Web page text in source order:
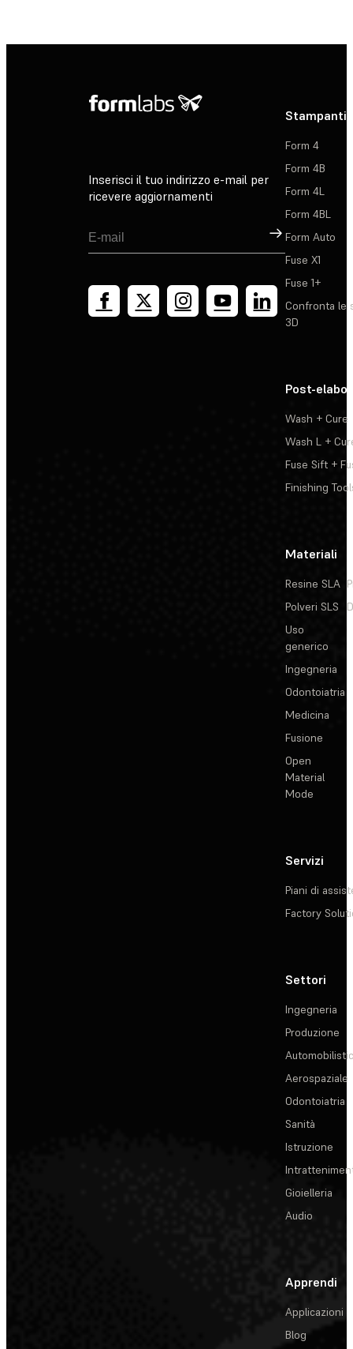
Inserisci il tuo indirizzo e-mail per
ricevere aggiornamenti
Registrati
Stampanti
Form 4
Form 4B
Form 4L
Form 4BL
Form Auto
Fuse X1
Fuse 1+
Confronta le
3D
Post-
Wash + Cure
Wash L +
Fuse Sift +
Finishing
Materiali
Resine SLA
Polveri SLS
Uso
generico
Ingegneria
Odontoiatria
Medicina
Fusione
Open
Material
Mode
Servizi
Piani di
Factory
Settori
Ingegneria
Produzione
Aerospaziale
Odontoiatria
Sanità
Istruzione
Gioielleria
Audio
Apprendi
Applicazioni
Blog